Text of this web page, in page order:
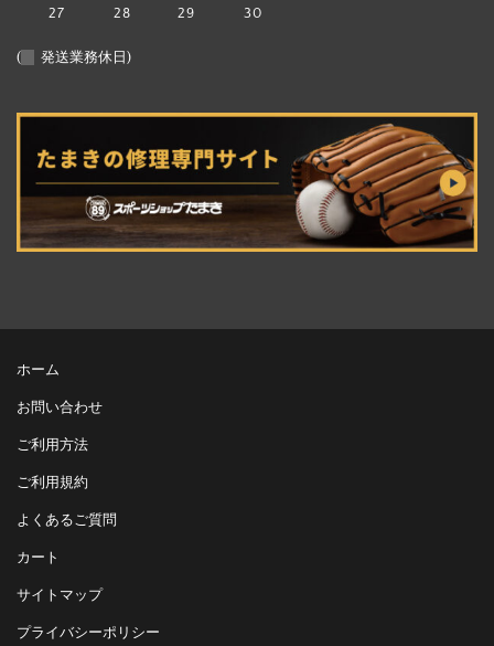
27 28 29 30
( 発送業務休日)
ホーム
お問い合わせ
ご利用方法
ご利用規約
よくあるご質問
カート
サイトマップ
プライバシーポリシー